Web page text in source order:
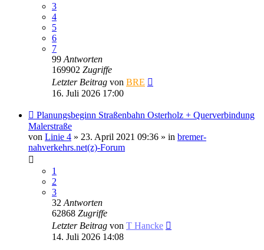
3
4
5
6
7
99 Antworten
169902 Zugriffe
Letzter Beitrag von BRE
16. Juli 2026 17:00
Neuer
Beitrag
Planungsbeginn Straßenbahn Osterholz + Querverbindung
Malerstraße
von Linie 4 » 23. April 2021 09:36 » in bremer-
nahverkehrs.net(z)-Forum
1
2
3
32 Antworten
62868 Zugriffe
Letzter Beitrag von T Hancke
14. Juli 2026 14:08